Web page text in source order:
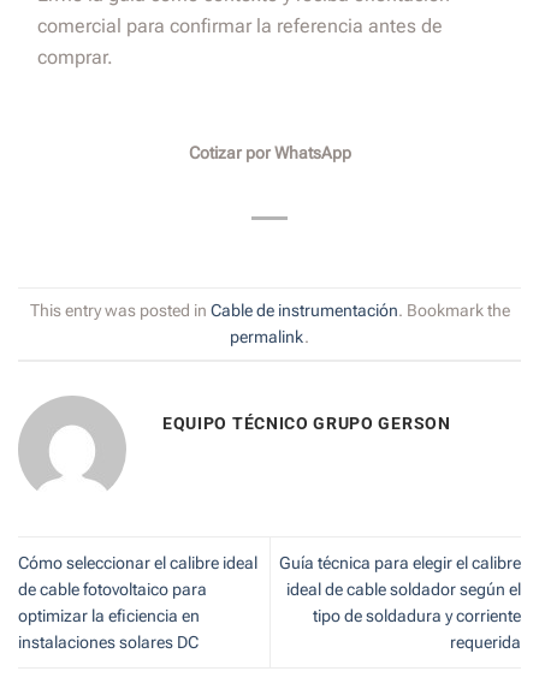
comercial para confirmar la referencia antes de
comprar.
Cotizar por WhatsApp
This entry was posted in Cable de instrumentación. Bookmark the
permalink.
EQUIPO TÉCNICO GRUPO GERSON
Cómo seleccionar el calibre ideal
de cable fotovoltaico para
optimizar la eficiencia en
instalaciones solares DC
Guía técnica para elegir el calibre
ideal de cable soldador según el
tipo de soldadura y corriente
requerida